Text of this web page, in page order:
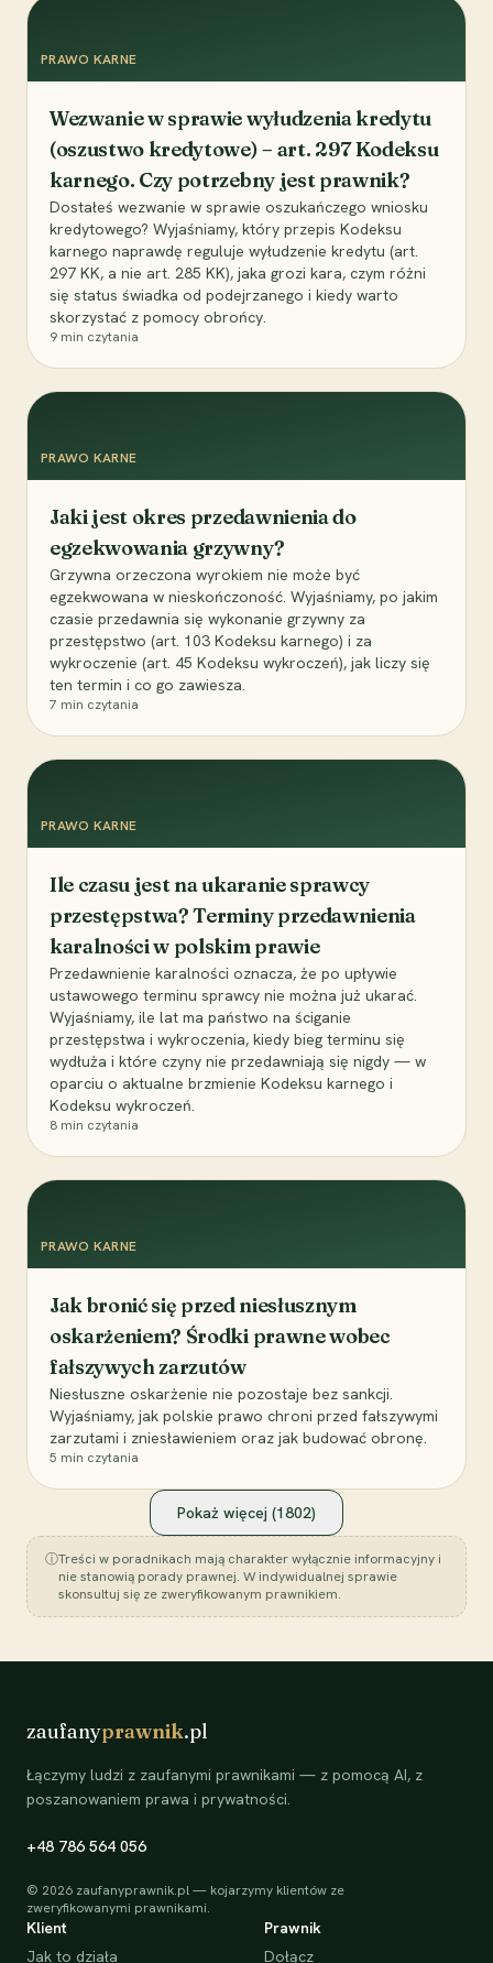
PRAWO KARNE
Wezwanie w sprawie wyłudzenia kredytu
(oszustwo kredytowe) – art. 297 Kodeksu
karnego. Czy potrzebny jest prawnik?
Dostałeś wezwanie w sprawie oszukańczego wniosku
kredytowego? Wyjaśniamy, który przepis Kodeksu
karnego naprawdę reguluje wyłudzenie kredytu (art.
297 KK, a nie art. 285 KK), jaka grozi kara, czym różni
się status świadka od podejrzanego i kiedy warto
skorzystać z pomocy obrońcy.
9 min czytania
PRAWO KARNE
Jaki jest okres przedawnienia do
egzekwowania grzywny?
Grzywna orzeczona wyrokiem nie może być
egzekwowana w nieskończoność. Wyjaśniamy, po jakim
czasie przedawnia się wykonanie grzywny za
przestępstwo (art. 103 Kodeksu karnego) i za
wykroczenie (art. 45 Kodeksu wykroczeń), jak liczy się
ten termin i co go zawiesza.
7 min czytania
PRAWO KARNE
Ile czasu jest na ukaranie sprawcy
przestępstwa? Terminy przedawnienia
karalności w polskim prawie
Przedawnienie karalności oznacza, że po upływie
ustawowego terminu sprawcy nie można już ukarać.
Wyjaśniamy, ile lat ma państwo na ściganie
przestępstwa i wykroczenia, kiedy bieg terminu się
wydłuża i które czyny nie przedawniają się nigdy — w
oparciu o aktualne brzmienie Kodeksu karnego i
Kodeksu wykroczeń.
8 min czytania
PRAWO KARNE
Jak bronić się przed niesłusznym
oskarżeniem? Środki prawne wobec
fałszywych zarzutów
Niesłuszne oskarżenie nie pozostaje bez sankcji.
Wyjaśniamy, jak polskie prawo chroni przed fałszywymi
zarzutami i zniesławieniem oraz jak budować obronę.
5 min czytania
Pokaż więcej (1802)
ⓘTreści w poradnikach mają charakter wyłącznie informacyjny i
nie stanowią porady prawnej. W indywidualnej sprawie
skonsultuj się ze zweryfikowanym prawnikiem.
zaufanyprawnik.pl
Łączymy ludzi z zaufanymi prawnikami — z pomocą AI, z
poszanowaniem prawa i prywatności.
+48 786 564 056
© 2026 zaufanyprawnik.pl — kojarzymy klientów ze
zweryfikowanymi prawnikami.
Klient
Jak to działa
Prawnik
Dołącz